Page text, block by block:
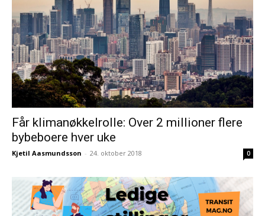
Får klimanøkkelrolle: Over 2 millioner flere
bybeboere hver uke
Kjetil Aasmundsson - 24. oktober 2018 0